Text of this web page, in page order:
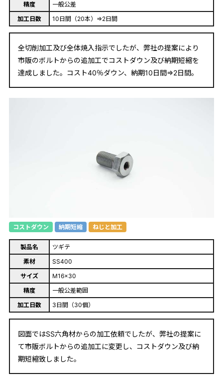
精度
一般公差
加工日数
10日間（20本）⇒2日間
全切削加工及び全体焼入指示でしたが、弊社の提案により
市販のボルトからの追加工でコストダウン及び納期短縮を
達成しました。コスト40％ダウン、納期10日間⇒2日間。
コストダウン 納期短縮 ねじと加工
製品名
ツギテ
素材
SS400
サイズ
M16×30
精度
一般公差範囲
加工日数
3日間（30個）
図面ではSS六角材からの加工依頼でしたが、弊社の提案に
て市販ボルトからの追加工に変更し、コストダウン及び納
期短縮致しました。